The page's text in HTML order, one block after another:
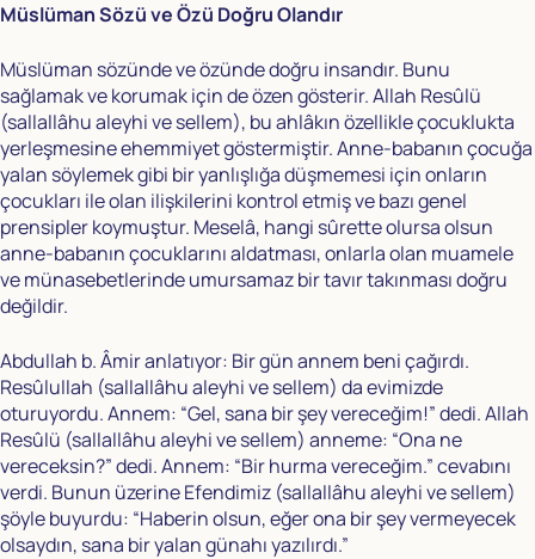
Müslüman Sözü ve Özü Doğru Olandır
Müslüman sözünde ve özünde doğru insandır. Bunu
sağlamak ve korumak için de özen gösterir. Allah Resûlü
(sallallâhu aleyhi ve sellem), bu ahlâkın özellikle çocuklukta
yerleşmesine ehemmiyet göstermiştir. Anne-babanın çocuğa
yalan söylemek gibi bir yanlışlığa düşmemesi için onların
çocukları ile olan ilişkilerini kontrol etmiş ve bazı genel
prensipler koymuştur. Meselâ, hangi sûrette olursa olsun
anne-babanın çocuklarını aldatması, onlarla olan muamele
ve münasebetlerinde umursamaz bir tavır takınması doğru
değildir.
Abdullah b. Âmir anlatıyor: Bir gün annem beni çağırdı.
Resûlullah (sallallâhu aleyhi ve sellem) da evimizde
oturuyordu. Annem: “Gel, sana bir şey vereceğim!” dedi. Allah
Resûlü (sallallâhu aleyhi ve sellem) anneme: “Ona ne
vereceksin?” dedi. Annem: “Bir hurma vereceğim.” cevabını
verdi. Bunun üzerine Efendimiz (sallallâhu aleyhi ve sellem)
şöyle buyurdu: “Haberin olsun, eğer ona bir şey vermeyecek
olsaydın, sana bir yalan günahı yazılırdı.”